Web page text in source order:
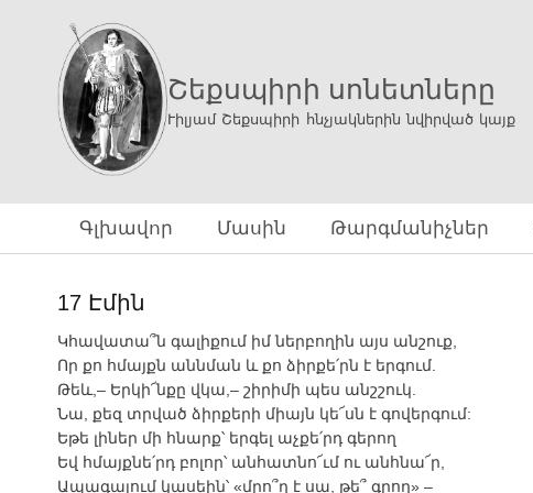
Շեքսպիրի սոնետները
Ւիլյամ Շեքսպիրի հնչյակներին նվիրված կայք
Գլխավոր Մասին Թարգմանիչներ
17 Էմին
Կհավատա՞ն գալիքում իմ ներբողին այս անշուք,
Որ քո հմայքն աննման և քո ձիրքե՛րն է երգում.
Թեև,– Երկի՜նքը վկա,– շիրիմի պես անշշուկ.
Նա, քեզ տրված ձիրքերի միայն կե՜սն է գովերգում:
Եթե լիներ մի հնարք՝ երգել աչքե՛րդ գերող
Եվ հմայքնե՛րդ բոլոր՝ անհատնո՜ւմ ու անհնա՜ր,
Ապագայում կասեին՝ «մրո՞ղ է սա, թե՞ գրող» –